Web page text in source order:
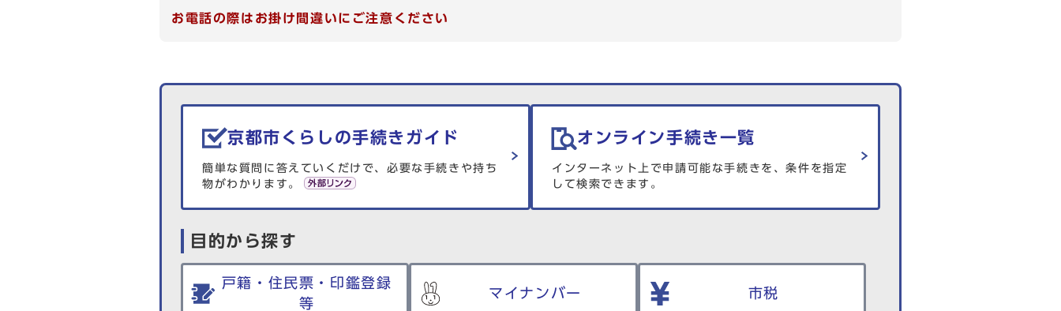
お電話の際はお掛け間違いにご注意ください
生活情報を探す
京都市くらしの手続きガイド
簡単な質問に答えていくだけで、必要な手続きや持ち
物がわかります。
オンライン手続き一覧
インターネット上で申請可能な手続きを、条件を指定
して検索できます。
目的から探す
戸籍・住民票・印鑑登録
等
マイナンバー 市税